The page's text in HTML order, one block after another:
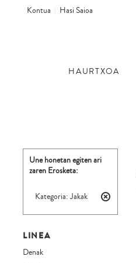
Kontua Hasi Saioa
HAURTXOA
Une honetan egiten ari
zaren Erosketa:
Elementu
Kategoria:Jakak
LINEA
Denak